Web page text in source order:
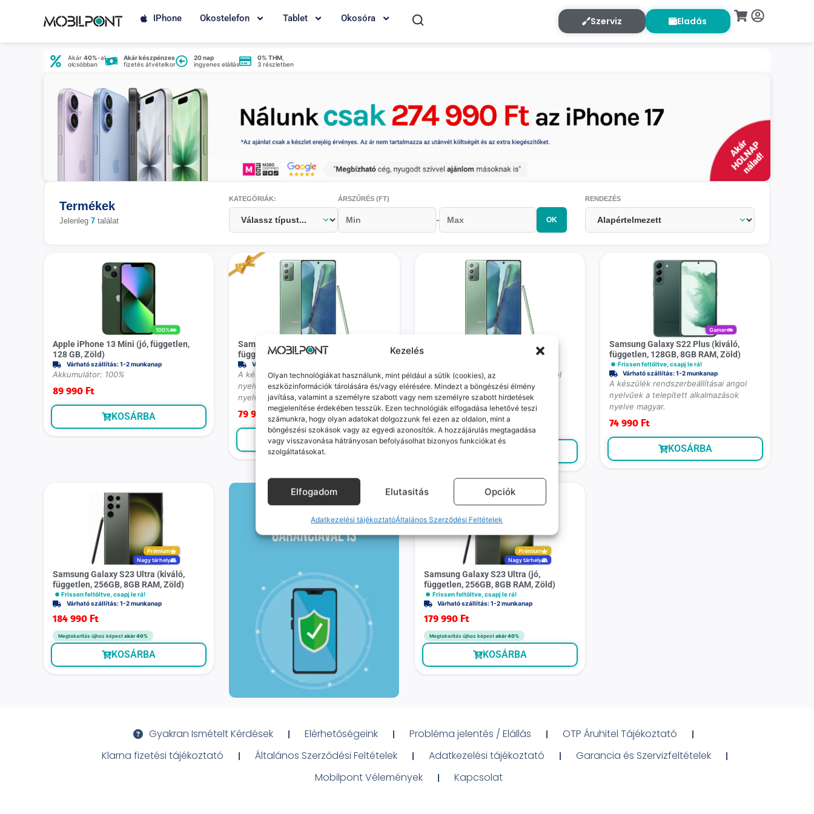
Kezelés
Olyan technológiákat használunk, mint például a sütik (cookies), az
eszközinformációk tárolására és/vagy elérésére. Mindezt a böngészési élmény
javítása, valamint a személyre szabott vagy nem személyre szabott hirdetések
megjelenítése érdekében tesszük. Ezen technológiák elfogadása lehetővé teszi
számunkra, hogy olyan adatokat dolgozzunk fel ezen az oldalon, mint a
böngészési szokások vagy az egyedi azonosítók. A hozzájárulás megtagadása
vagy visszavonása hátrányosan befolyásolhat bizonyos funkciókat és
szolgáltatásokat.
Elfogadom Elutasitás Opciók
Adatkezelési tájékoztatóÁltalános Szerződési Feltételek
IPhone Okostelefon Tablet Okosóra Szerviz Eladás
Akár 40%-al
olcsóbban
Akár készpénzes
fizetés átvételkor
20 nap
ingyenes elállás
0% THM
3 részletben
Termékek
Jelenleg 7 találat
KATEGÓRIÁK: ÁRSZŰRÉS (FT)
- OK
RENDEZÉS
100%
Apple iPhone 13 Mini (jó, független,
128 GB, Zöld)
Várható szállítás: 1-2 munkanap
Akkumulátor: 100%
89 990 Ft
KOSÁRBA
Samsung Galaxy Note20 (újszerű,
független, 128GB, 8GB RAM, zöld)
Várható szállítás: 1-2 munkanap
A készülék rendszerbeállításai angol
nyelvűek a telepített alkalmazások
nyelve magyar., Cserélt kijelző!
79 990Ft
KOSÁRBA
független, 128GB, 8GB RAM, zöld)
A készülék rendszerbeállításai angol
nyelvűek a telepített alkalmazások
nyelve magyar., S Pen Bluetooth
csatlakozása nem működik!
69 990Ft
Gamer
Samsung Galaxy S22 Plus (kiváló,
független, 128GB, 8GB RAM, Zöld)
Frissen feltöltve, csapj le rá!
Várható szállítás: 1-2 munkanap
A készülék rendszerbeállításai angol
nyelvűek a telepített alkalmazások
nyelve magyar.
74 990 Ft
KOSÁRBA
Prémium
Nagy tárhely
Samsung Galaxy S23 Ultra (kiváló,
független, 256GB, 8GB RAM, Zöld)
Frissen feltöltve, csapj le rá!
Várható szállítás: 1-2 munkanap
184 990 Ft
Megtakarítás újhoz képest akár 40%
KOSÁRBA
Prémium
Nagy tárhely
Samsung Galaxy S23 Ultra (jó,
független, 256GB, 8GB RAM, Zöld)
Frissen feltöltve, csapj le rá!
Várható szállítás: 1-2 munkanap
179 990 Ft
Megtakarítás újhoz képest akár 40%
KOSÁRBA
Gyakran Ismételt Kérdések Elérhetőségeink Probléma jelentés / Elállás
OTP Áruhitel Tájékoztató
Klarna fizetési tájékoztató
Általános Szerződési Feltételek Adatkezelési tájékoztató
Garancia és Szervizfeltételek
Mobilpont Vélemények
Kapcsolat